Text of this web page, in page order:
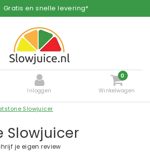
Gratis en snelle levering*
Inloggen
0
Winkelwagen
Slowjuicer
Slowjuicer
je eigen review